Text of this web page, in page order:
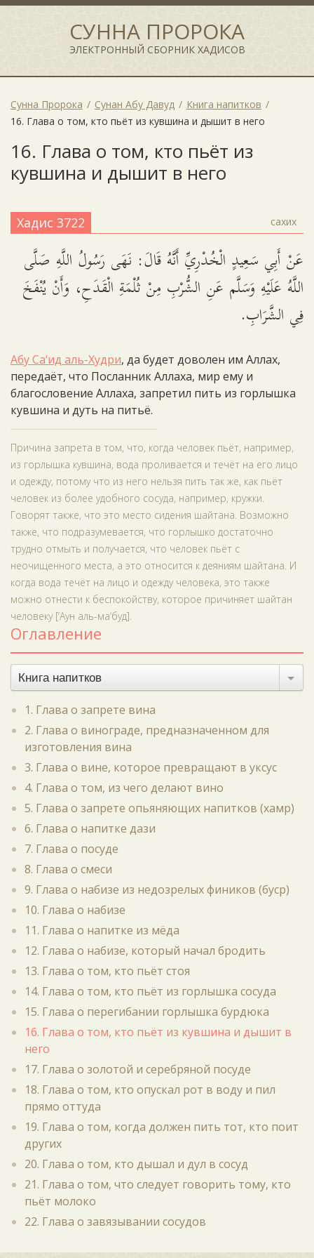
СУННА ПРОРОКА
ЭЛЕКТРОННЫЙ СБОРНИК ХАДИСОВ
Сунна Пророка Сунан Абу Давуд
Книга напитков
16. Глава о том, кто пьёт из кувшина и дышит в него
16. Глава о том, кто пьёт из
кувшина и дышит в него
Хадис 3722 сахих
عَنْ أَبِي سَعِيدٍ الْخُدْرِيِّ أَنَّهُ قَالَ: نَهَى رَسُولُ اللَّهِ صَلَّى
اللَّهُ عَلَيْهِ وَسَلَّم عَنِ الشُّرْبِ مِنْ ثُلْمَةِ الْقَدَحِ، وَأَنْ يُنْفَخَ
فِي الشَّرَابِ.
Абу Са‘ид аль-Худри, да будет доволен им Аллах,
передаёт, что Посланник Аллаха, мир ему и
благословение Аллаха, запретил пить из горлышка
кувшина и дуть на питьё.
Причина запрета в том, что, когда человек пьёт, например,
из горлышка кувшина, вода проливается и течёт на его лицо
и одежду, потому что из него нельзя пить так же, как пьёт
человек из более удобного сосуда, например, кружки.
Говорят также, что это место сидения шайтана. Возможно
также, что подразумевается, что горлышко достаточно
трудно отмыть и получается, что человек пьёт с
неочищенного места, а это относится к деяниям шайтана. И
когда вода течёт на лицо и одежду человека, это также
можно отнести к беспокойству, которое причиняет шайтан
человеку [‘Аун аль-ма‘буд].
Оглавление
Книга напитков
1. Глава о запрете вина
2. Глава о винограде, предназначенном для
изготовления вина
3. Глава о вине, которое превращают в уксус
4. Глава о том, из чего делают вино
5. Глава о запрете опьяняющих напитков (хамр)
6. Глава о напитке дази
7. Глава о посуде
8. Глава о смеси
9. Глава о набизе из недозрелых фиников (буср)
10. Глава о набизе
11. Глава о напитке из мёда
12. Глава о набизе, который начал бродить
13. Глава о том, кто пьёт стоя
14. Глава о том, кто пьёт из горлышка сосуда
15. Глава о перегибании горлышка бурдюка
16. Глава о том, кто пьёт из кувшина и дышит в
него
17. Глава о золотой и серебряной посуде
18. Глава о том, кто опускал рот в воду и пил
прямо оттуда
19. Глава о том, когда должен пить тот, кто поит
других
20. Глава о том, кто дышал и дул в сосуд
21. Глава о том, что следует говорить тому, кто
пьёт молоко
22. Глава о завязывании сосудов